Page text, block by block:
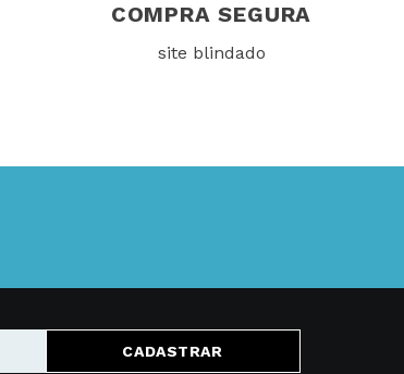
COMPRA SEGURA
site blindado
CADASTRAR